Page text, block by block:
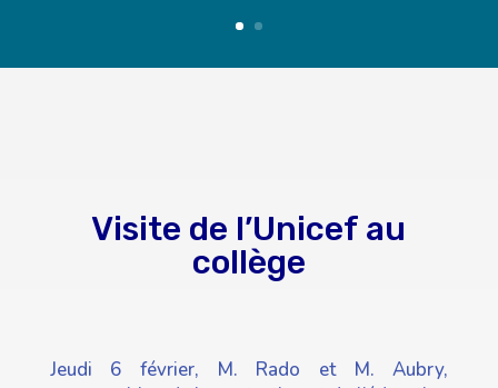
Visite de l’Unicef au
collège
Jeudi 6 février, M. Rado et M. Aubry,